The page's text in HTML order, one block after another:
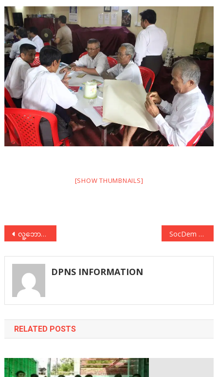
[SHOW THUMBNAILS]
Post
navigation
လူ့ဘောင်သစ်ဒီမိုကရက်တစ်ပါတီဥက္ကဋ္ဌ ဦးအောင်မိုးဇော်နှင့် The Voice Journal တွေ့ဆုံခြင်း (18.11.2019 The Voice Journal) SocDem Asia အစည်းအဝေး တက်ရောက်
DPNS INFORMATION
RELATED POSTS